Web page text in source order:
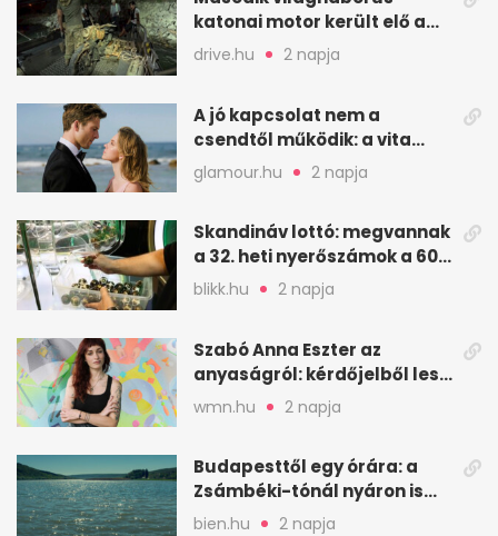
katonai motor került elő a
Dunából a Batthyány térnél
drive.hu 2 napja
A jó kapcsolat nem a
csendtől működik: a vita
néha egészséges jel
glamour.hu 2 napja
Skandináv lottó: megvannak
a 32. heti nyerőszámok a 600
milliós játékhoz
blikk.hu 2 napja
Szabó Anna Eszter az
anyaságról: kérdőjelből lesz
valaha felkiáltójel?
wmn.hu 2 napja
Budapesttől egy órára: a
Zsámbéki-tónál nyáron is
van hely
bien.hu 2 napja